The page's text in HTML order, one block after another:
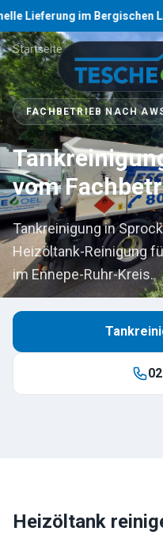
im Bergischen Land ·
Startseite ›
FACHBETRIEB NACH
vom
Tankreinigung in
Heizöltank-Reinigung
im Ennepe-Ruhr-Kreis.
Heizöltank